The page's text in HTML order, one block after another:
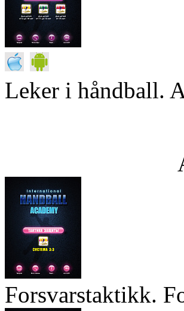
Leker i håndball.
Forsvarstaktikk.